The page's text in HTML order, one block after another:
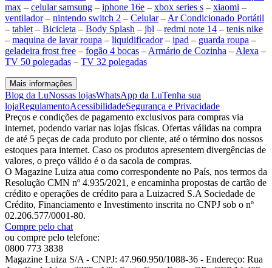
max – celular samsung – iphone 16e – xbox series s – xiaomi –
ventilador– nintendo switch 2 – Celular– Ar Condicionado Portátil
– tablet – Bicicleta – Body Splash – jbl – redmi note 14 – tenis nike
– maquina de lavar roupa – liquidificador– ipad – guarda roupa –
geladeira frost free – fogão 4 bocas – Armário de Cozinha – Alexa –
TV 50 polegadas – TV 32 polegadas
Mais informações
Blog da LuNossas lojasWhatsApp da LuTenha sua
lojaRegulamentoAcessibilidadeSegurança e Privacidade
Preços e condições de pagamento exclusivos para compras via
internet, podendo variar nas lojas físicas. Ofertas válidas na compra
de até 5 peças de cada produto por cliente, até o término dos nossos
estoques para internet. Caso os produtos apresentem divergências de
valores, o preço válido é o da sacola de compras.
O Magazine Luiza atua como correspondente no País, nos termos da
Resolução CMN nº 4.935/2021, e encaminha propostas de cartão de
crédito e operações de crédito para a Luizacred S.A Sociedade de
Crédito, Financiamento e Investimento inscrita no CNPJ sob o nº
02.206.577/0001-80.
Compre pelo chat
ou compre pelo telefone:
0800 773 3838
Magazine Luiza S/A - CNPJ: 47.960.950/1088-36 - Endereço: Rua